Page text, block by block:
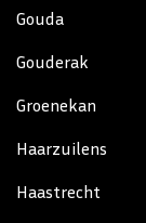
Gouda
Gouderak
Groenekan
Haarzuilens
Haastrecht